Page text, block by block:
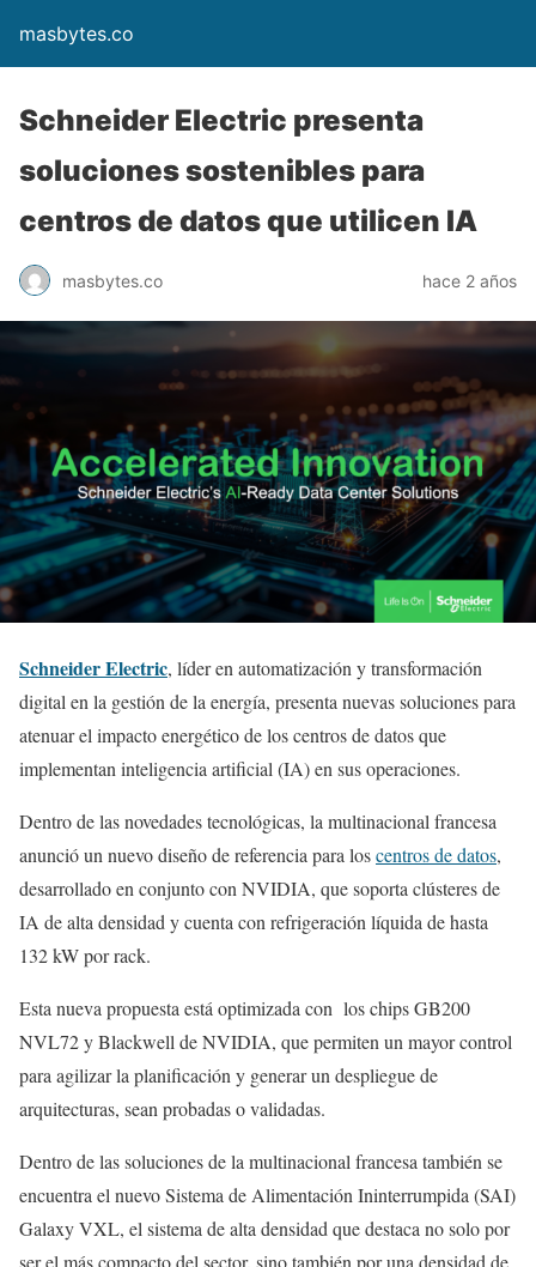
masbytes.co
Schneider Electric presenta
soluciones sostenibles para
centros de datos que utilicen IA
masbytes.co hace 2 años
Schneider Electric, líder en automatización y transformación
digital en la gestión de la energía, presenta nuevas soluciones para
atenuar el impacto energético de los centros de datos que
implementan inteligencia artificial (IA) en sus operaciones.
Dentro de las novedades tecnológicas, la multinacional francesa
anunció un nuevo diseño de referencia para loscentros de datos,
desarrollado en conjunto con NVIDIA, que soporta clústeres de
IA de alta densidad y cuenta con refrigeración líquida de hasta
132 kW por rack.
Esta nueva propuesta está optimizada con los chips GB200
NVL72 y Blackwell de NVIDIA, que permiten un mayor control
para agilizar la planificación y generar un despliegue de
arquitecturas, sean probadas o validadas.
Dentro de las soluciones de la multinacional francesa también se
encuentra el nuevo Sistema de Alimentación Ininterrumpida (SAI)
Galaxy VXL, el sistema de alta densidad que destaca no solo por
ser el más compacto del sector, sino también por una densidad de